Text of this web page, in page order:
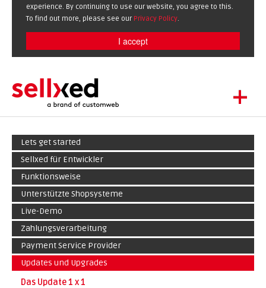
experience. By continuing to use our website, you agree to this.
To find out more, please see our Privacy Policy.
I accept
+
DE
EXTENSIONS
SHOWCASE
BLOG
SUPPORT
ABOUT
Lets get started
Sellxed für Entwickler
Funktionsweise
Unterstützte Shopsysteme
Live-Demo
Zahlungsverarbeitung
Payment Service Provider
Updates und Upgrades
Das Update 1 x 1